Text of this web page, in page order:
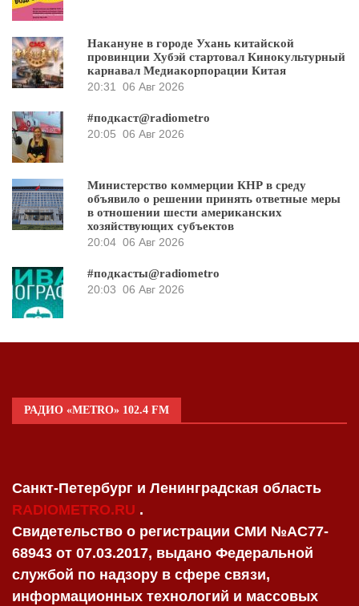
Накануне в городе Ухань китайской
провинции Хубэй стартовал Кинокультурный
карнавал Медиакорпорации Китая
20:31
06 Авг 2026
#подкаст@radiometro
20:05 06 Авг 2026
Министерство коммерции КНР в среду
объявило о решении принять ответные меры
в отношении шести американских
хозяйствующих субъектов
20:04 06 Авг 2026
#подкасты@radiometro
20:03 06 Авг 2026
РАДИО «METRO» 102.4 FM
Санкт-Петербург и Ленинградская область
RADIOMETRO.RU .
Свидетельство о регистрации СМИ №AC77-
68943 от 07.03.2017, выдано Федеральной
службой по надзору в сфере связи,
информационных технологий и массовых